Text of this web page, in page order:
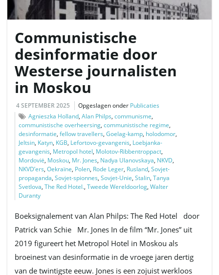
Communistische
desinformatie door
Westerse journalisten
in Moskou
4 SEPTEMBER 2025 Opgeslagen onder Publicaties
Agnieszka Holland, Alan Philps, communisme,
communistische overheersing, communistische regime,
desinformatie, fellow travellers, Goelag-kamp, holodomor,
Jeltsin, Katyn, KGB, Lefortovo-gevangenis, Loebjanka-
gevangenis, Metropol hotel, Molotov-Ribbentroppact,
Mordovië, Moskou, Mr. Jones, Nadya Ulanovskaya, NKVD,
NKVD’ers, Oekraïne, Polen, Rode Leger, Rusland, Sovjet-
propaganda, Sovjet-spionnes, Sovjet-Unie, Stalin, Tanya
Svetlova, The Red Hotel., Tweede Wereldoorlog, Walter
Duranty
Boeksignalement van Alan Philps: The Red Hotel door
Patrick van Schie Mr. Jones In de film “Mr. Jones” uit
2019 figureert het Metropol Hotel in Moskou als
broeinest van desinformatie in de vroege jaren dertig
van de twintigste eeuw. Jones is een zojuist werkloos